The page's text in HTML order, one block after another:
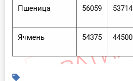
Пшеница 56059 53714
Ячмень 54375 44500